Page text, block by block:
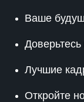
Ваше
Лучшие
Откройте